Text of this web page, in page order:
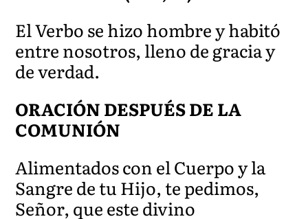
El Verbo se hizo hombre y habitó
entre nosotros, lleno de gracia y
de verdad.
ORACIÓN DESPUÉS DE LA
COMUNIÓN
Alimentados con el Cuerpo y la
Sangre de tu Hijo, te pedimos,
Señor, que este divino